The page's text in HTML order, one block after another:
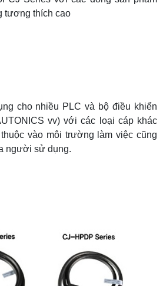
tương thích cao
cho nhiều PLC và bộ điều khiển
vv) với các loại cáp khác
vào môi trường làm việc cũng
người sử dụng.